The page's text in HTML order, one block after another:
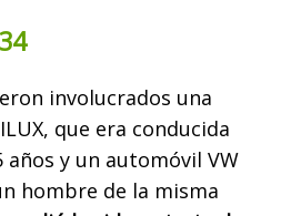
involucrados una
que era conducida
y un automóvil VW
hombre de la misma